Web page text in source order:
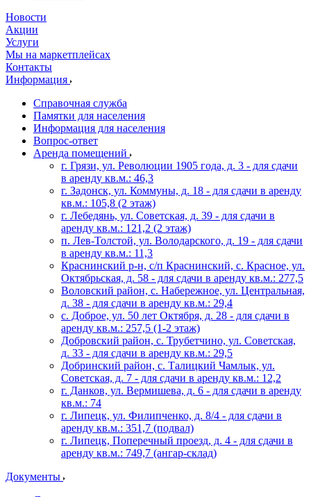
Новости
Акции
Услуги
Мы на маркетплейсах
Контакты
Информация
Справочная служба
Памятки для населения
Информация для населения
Вопрос-ответ
Аренда помещений
г. Грязи, ул. Революции 1905 года, д. 3 - для сдачи
в аренду кв.м.: 46,3
г. Задонск, ул. Коммуны, д. 18 - для сдачи в аренду
кв.м.: 105,8 (2 этаж)
г. Лебедянь, ул. Советская, д. 39 - для сдачи в
аренду кв.м.: 121,2 (2 этаж)
п. Лев-Толстой, ул. Володарского, д. 19 - для сдачи
в аренду кв.м.: 11,3
Краснинский р-н, с/п Краснинский, с. Красное, ул.
Октябрьская, д. 58 - для сдачи в аренду кв.м.: 277,5
Воловский район, с. Набережное, ул. Центральная,
д. 38 - для сдачи в аренду кв.м.: 29,4
с. Доброе, ул. 50 лет Октября, д. 28 - для сдачи в
аренду кв.м.: 257,5 (1-2 этаж)
Добровский район, с. Трубетчино, ул. Советская,
д. 33 - для сдачи в аренду кв.м.: 29,5
Добринский район, с. Талицкий Чамлык, ул.
Советская, д. 7 - для сдачи в аренду кв.м.: 12,2
г. Данков, ул. Вермишева, д. 6 - для сдачи в аренду
кв.м.: 74
г. Липецк, ул. Филипченко, д. 8/4 - для сдачи в
аренду кв.м.: 351,7 (подвал)
г. Липецк, Поперечный проезд, д. 4 - для сдачи в
аренду кв.м.: 749,7 (ангар-склад)
Документы